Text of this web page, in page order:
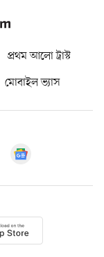
প্রথম আলো ট্রাস্ট
মোবাইল ভ্যাস